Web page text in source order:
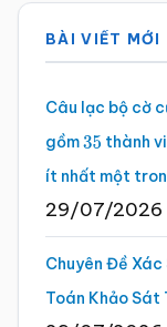
Sidebar
chính
BÀI VIẾT MỚI
Câu lạc bộ cờ
gồm35 thành
ít nhất một
29/07/2026
Chuyên Đề Xác
Toán Khảo Sát